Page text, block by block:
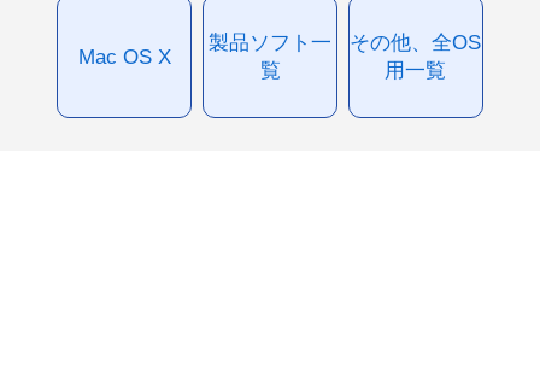
Mac OS X
製品ソフト一
覧
その他、全OS
用一覧